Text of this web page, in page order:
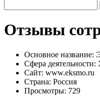
Отзывы
Основное название:
Сфера деятельности:
Сайт: www.eksmo.ru
Страна: Россия
Просмотры: 729